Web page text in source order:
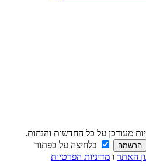
מעודכן על כל החדשות והנחות.
הרשמה
בלחיצה על כפתור
האתר ו מדיניות הפרטיות